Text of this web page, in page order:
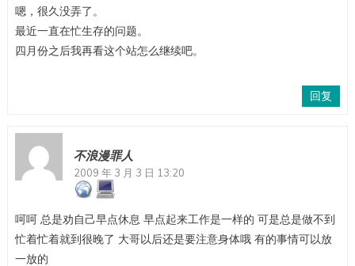
嗯，很久没弄了。
最近一直在忙生存的问题。
四月份之后我再看这个站怎么继续吧。
回复
不浪漫罪人
2009 年 3 月 3 日 13:20
呵呵 总是劝自己早点休息 早点起来工作是一样的 可是总是做不到
忙着忙着就到很晚了 大哥以后还是要注意身体哦 有的事情可以放
一放的